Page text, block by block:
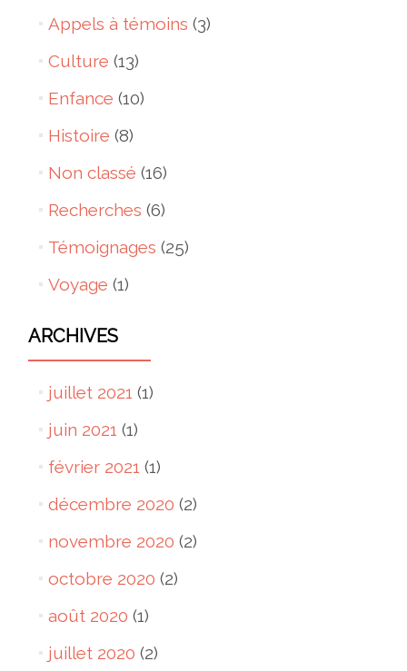
Appels à témoins (3)
Culture (13)
Enfance (10)
Histoire (8)
Non classé (16)
Recherches (6)
Témoignages (25)
Voyage (1)
ARCHIVES
juillet 2021 (1)
juin 2021 (1)
février 2021 (1)
décembre 2020 (2)
novembre 2020 (2)
octobre 2020 (2)
août 2020 (1)
juillet 2020 (2)